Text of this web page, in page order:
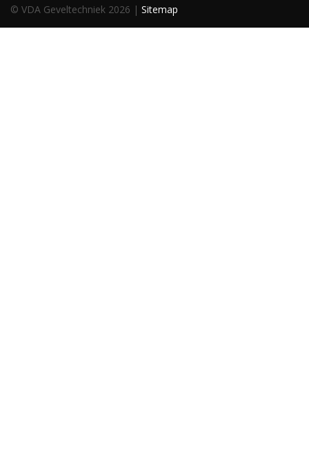
© VDA Geveltechniek 2026 | Sitemap